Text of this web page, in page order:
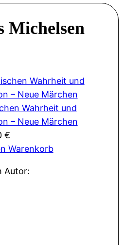
Michelsen
Wahrheit und
– Neue Märchen
€
Warenkorb
Autor: